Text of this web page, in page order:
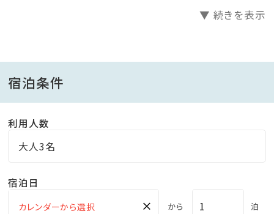
▼ 続きを表示
宿泊条件
利用人数
大人3名
宿泊日
× から 泊